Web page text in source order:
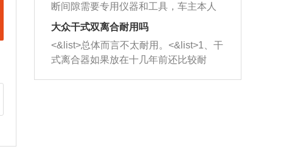
动时，就可以和汽油一起进入到燃烧
室，最后形成废气排出，就可以让三元
催化器得到清洗，排气管堵塞的情况就
能够得到解决。
的间隙扩大，导致机油流入燃烧室中，
造成烧机油。<&list>3、机油粘度。使用
机油粘度过小的话，同样会有烧机油现
象，机油粘度过小具有很好的流动性，
断间隙需要专用仪器和工具，车主本人
无法制作，需要将车辆送到修理厂或4s
店；<&list>2.车辆半轴套管防尘罩破
裂，破裂后会出现漏油现象，使半轴磨
损严重，磨损的半轴容易损坏，产生异
响；<&list>3.稳定器的转向胶套和球头
大众干式双离合耐用吗
<&list>总体而言不太耐用。<&list>1、干
式离合器如果放在十几年前还比较耐